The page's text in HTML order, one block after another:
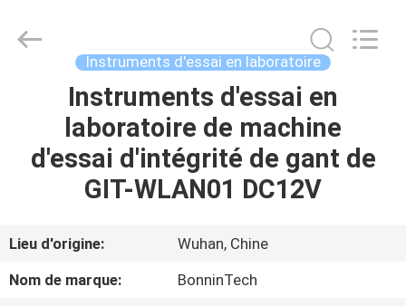
MAISON
PRODUITS
AU
Ltd..
Instruments d'essai en laboratoire
Instruments d'essai en
laboratoire de machine
d'essai d'intégrité de gant de
GIT-WLAN01 DC12V
Lieu d'origine:
Wuhan, Chine
Nom de marque:
BonninTech